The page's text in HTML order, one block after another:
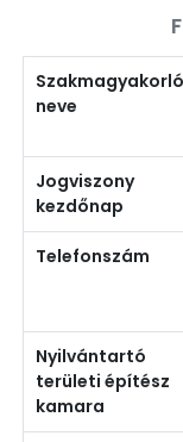
Szakmagyakorló
neve
Jogviszony
kezdőnap
Telefonszám
Nyilvántartó
területi építész
kamara